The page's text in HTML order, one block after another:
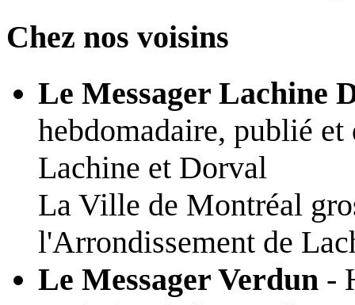
Chez nos voisins
Le Messager Lachine
hebdomadaire, publié
Lachine et Dorval
La Ville de Montréal
l'Arrondissement de
Le Messager Verdun -